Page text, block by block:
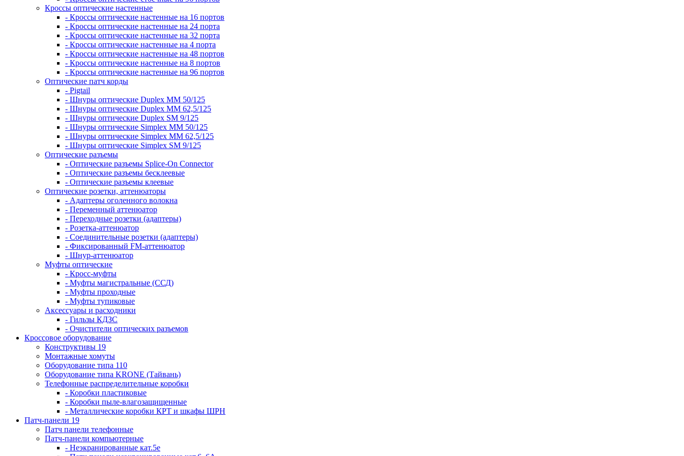
Кроссы оптические настенные
- Кроссы оптические настенные на 16 портов
- Кроссы оптические настенные на 24 порта
- Кроссы оптические настенные на 32 порта
- Кроссы оптические настенные на 4 порта
- Кроссы оптические настенные на 48 портов
- Кроссы оптические настенные на 8 портов
- Кроссы оптические настенные на 96 портов
Оптические патч корды
- Pigtail
- Шнуры оптические Duplex MM 50/125
- Шнуры оптические Duplex MM 62,5/125
- Шнуры оптические Duplex SM 9/125
- Шнуры оптические Simplex MM 50/125
- Шнуры оптические Simplex MM 62,5/125
- Шнуры оптические Simplex SM 9/125
Оптические разъемы
- Оптические разъемы Splice-On Connector
- Оптические разъемы бесклеевые
- Оптические разъемы клеевые
Оптические розетки, аттенюаторы
- Адаптеры оголенного волокна
- Переменный аттенюатор
- Переходные розетки (адаптеры)
- Розетка-аттенюатор
- Соединительные розетки (адаптеры)
- Фиксированный FM-аттенюатор
- Шнур-аттенюатор
Муфты оптические
- Кросс-муфты
- Муфты магистральные (ССД)
- Муфты проходные
- Муфты тупиковые
Аксессуары и расходники
- Гильзы КДЗС
- Очистители оптических разъемов
Кроссовое оборудование
Конструктивы 19
Монтажные хомуты
Оборудование типа 110
Оборудование типа KRONE (Тайвань)
Телефонные распределительные коробки
- Коробки пластиковые
- Коробки пыле-влагозащищенные
- Металлические коробки КРТ и шкафы ШРН
Патч-панели 19
Патч панели телефонные
Патч-панели компьютерные
- Неэкранированные кат.5е